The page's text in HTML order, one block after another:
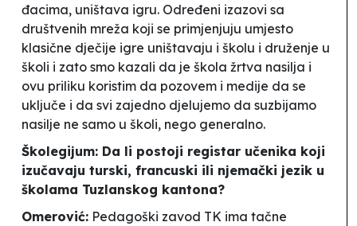
đacima, uništava igru. Određeni izazovi sa
društvenih mreža koji se primjenjuju umjesto
klasične dječije igre uništavaju i školu i druženje u
školi i zato smo kazali da je škola žrtva nasilja i
ovu priliku koristim da pozovem i medije da se
uključe i da svi zajedno djelujemo da suzbijamo
nasilje ne samo u školi, nego generalno.
Školegijum: Da li postoji registar učenika koji
izučavaju turski, francuski ili njemački jezik u
školama Tuzlanskog kantona?
Omerović: Pedagoški zavod TK ima tačne